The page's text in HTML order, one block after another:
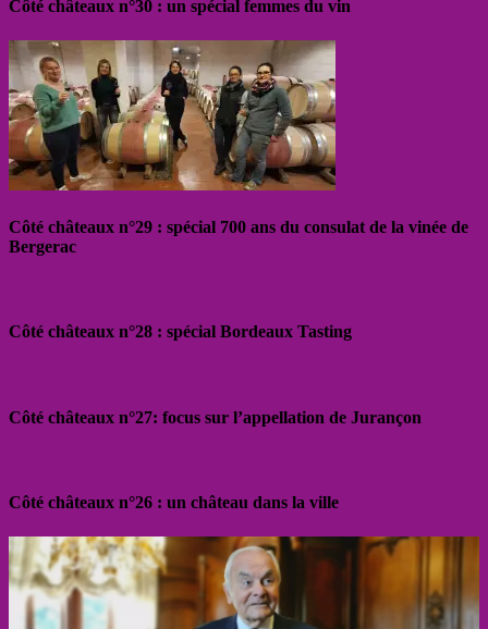
Côté châteaux n°30 : un spécial femmes du vin
Côté châteaux n°29 : spécial 700 ans du consulat de la vinée de
Bergerac
Côté châteaux n°28 : spécial Bordeaux Tasting
Côté châteaux n°27: focus sur l’appellation de Jurançon
Côté châteaux n°26 : un château dans la ville